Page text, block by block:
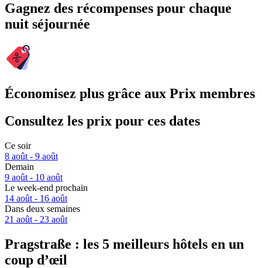
Gagnez des récompenses pour chaque
nuit séjournée
Économisez plus grâce aux Prix membres
Consultez les prix pour ces dates
Ce soir
8 août - 9 août
Demain
9 août - 10 août
Le week-end prochain
14 août - 16 août
Dans deux semaines
21 août - 23 août
Pragstraße : les 5 meilleurs hôtels en un
coup d’œil